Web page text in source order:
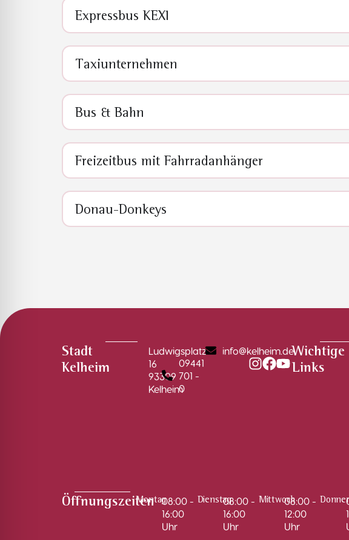
Expressbus KEXI
Taxiunternehmen
Bus & Bahn
Freizeitbus mit Fahrradanhänger
Donau-Donkeys
Stadt
Kelheim
Ludwigsplatz
16
93309
Kelheim
09441
701 -
0
info@kelheim.deWichtige
Links
Öffnungszeiten
Montag08:00 -
16:00
Uhr
Dienstag08:00 -
16:00
Uhr
Mittwoch08:00 -
12:00
Uhr